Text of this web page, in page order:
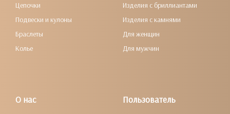
Цепочки
Подвески и кулоны
Браслеты
Колье
Изделия с бриллиантами
Изделия с камнями
Для женщин
Для мужчин
О нас Пользователь